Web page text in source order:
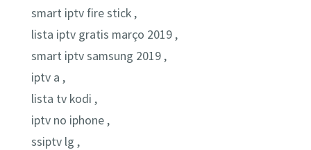
smart iptv fire stick ,
lista iptv gratis março 2019 ,
smart iptv samsung 2019 ,
iptv a ,
lista tv kodi ,
iptv no iphone ,
ssiptv lg ,